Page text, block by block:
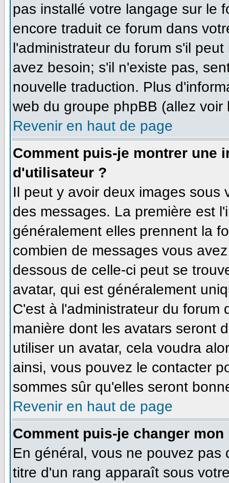
pas installé votre langage sur le
encore traduit ce forum dans
l'administrateur du forum s'il
avez besoin; s'il n'existe pas,
nouvelle traduction. Plus
web du groupe phpBB (allez
Revenir en haut de page
Comment puis-je montrer une
d'utilisateur ?
Il peut y avoir deux images sous
des messages. La première est
généralement elles prennent la
combien de messages vous
dessous de celle-ci peut se
avatar, qui est généralement
C'est à l'administrateur du forum
manière dont les avatars seront
utiliser un avatar, cela voudra
ainsi, vous pouvez le contacter
sommes sûr qu'elles seront
Revenir en haut de page
Comment puis-je changer mon
En général, vous ne pouvez
titre d'un rang apparaît sous